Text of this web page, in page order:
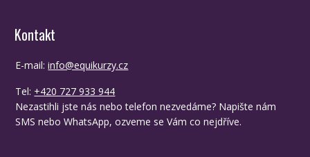
Kontakt
E-mail:info@equikurzy.cz
Tel: +420 727 933 944
Nezastihli jste nás nebo telefon nezvedáme? Napište nám
SMS nebo WhatsApp, ozveme se Vám co nejdříve.